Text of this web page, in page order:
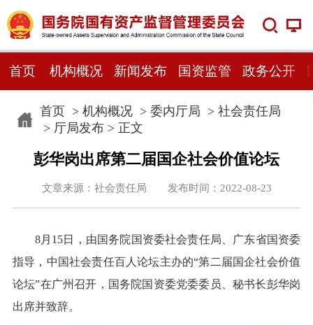
首页 机构概况 新闻发布 国资监管 政务公开
首页> 机构概况> 委内厅局 > 社会责任局
> 厅局发布> 正文
彭华岗出席第二届国企社会价值论坛
文章来源：社会责任局 发布时间：2022-08-23
8月15日，由国务院国资委社会责任局、广东省国资委
指导，中国社会责任百人论坛主办的“第二届国企社会价值
论坛”在广州召开，国务院国资委党委委员、秘书长彭华岗
出席并致辞。